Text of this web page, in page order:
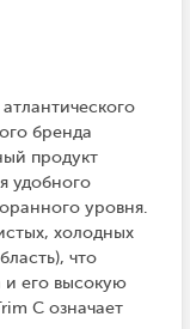
бренда
продукт
удобного
уровня.
холодных
что
и его высокую
C означает